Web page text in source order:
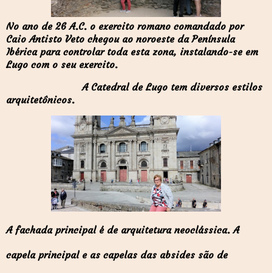
No ano de 26 A.C. o exercito romano comandado por
Caio Antisto Veto chegou ao noroeste da Península
Ibérica para controlar toda esta zona, instalando-se em
Lugo com o seu exercito.
A Catedral de Lugo tem diversos estilos
arquitetônicos.
A fachada principal é de arquitetura neoclássica. A
capela principal e as capelas das absides são de